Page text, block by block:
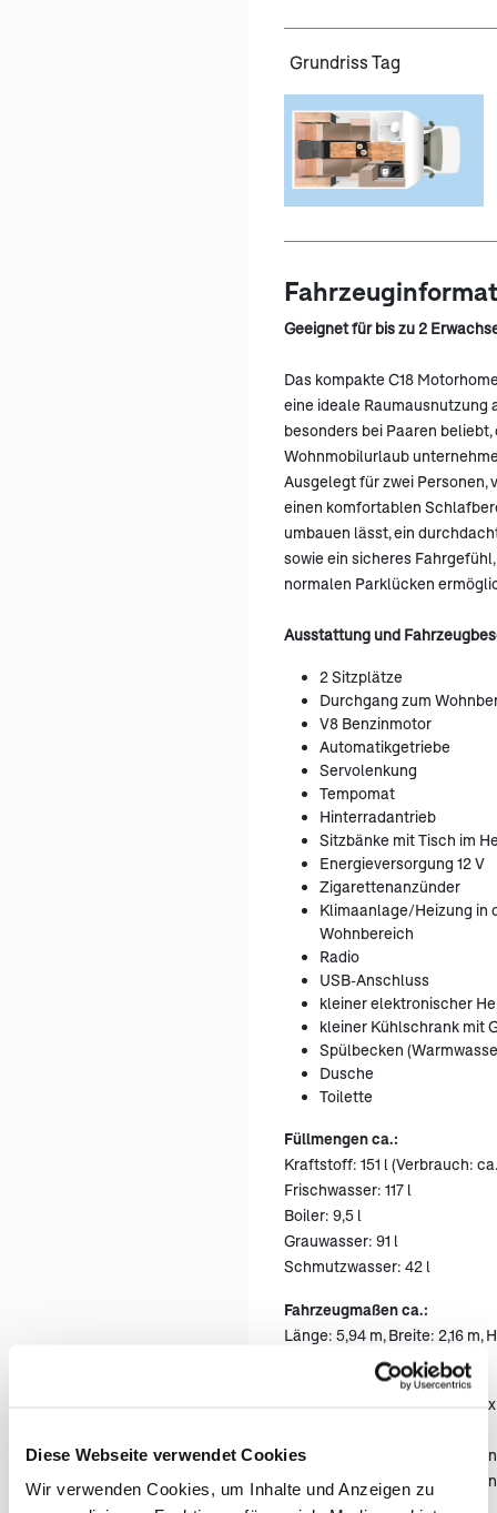
Diese Webseite verwendet Cookies
Wir verwenden Cookies, um Inhalte und Anzeigen zu
Grundriss Tag
Geeignet für bis zu 2
Das kompakte C18
eine ideale Raumausnutzung
besonders bei Paaren
Wohnmobilurlaub
Ausgelegt für zwei Personen,
einen komfortablen
umbauen lässt, ein
sowie ein sicheres
normalen Parklücken
Ausstattung und
2 Sitzplätze
Durchgang zum
V8 Benzinmotor
Automatikgetriebe
Servolenkung
Tempomat
Hinterradantrieb
Sitzbänke mit Tisch im
Energieversorgung 12 V
Zigarettenanzünder
Klimaanlage/Heizung in
Wohnbereich
Radio
USB-Anschluss
kleiner elektronischer
kleiner Kühlschrank mit
Spülbecken
Dusche
Toilette
Füllmengen ca.:
Kraftstoff: 151 l (Verbrauch:
Frischwasser: 117 l
Boiler: 9,5 l
Grauwasser: 91 l
Schmutzwasser: 42 l
Fahrzeugmaßen ca.:
Länge: 5,94 m, Breite: 2,16 m,
Bettenmaße:
Doppelbett Alkoven: ca. 2,08
Hinweis
: Alle Maßangaben
nach Fahrzeug leicht